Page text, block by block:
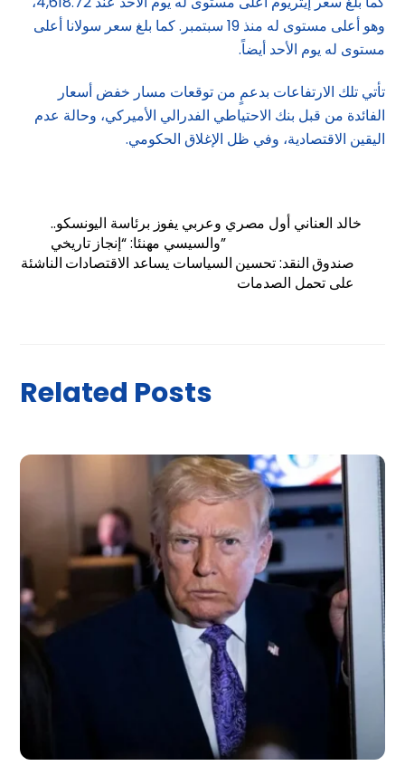
وهو أعلى مستوى له منذ 19 سبتمبر. كما بلغ سعر سولانا أعلى
مستوى له يوم الأحد أيضاً.
تأتي تلك الارتفاعات بدعمٍ من توقعات مسار خفض أسعار
الفائدة من قبل بنك الاحتياطي الفدرالي الأميركي، وحالة عدم
اليقين الاقتصادية، وفي ظل الإغلاق الحكومي.
خالد العناني أول مصري وعربي يفوز برئاسة اليونسكو..
والسيسي مهنئا: “إنجاز تاريخي”
صندوق النقد: تحسين السياسات يساعد الاقتصادات الناشئة
على تحمل الصدمات
Related Posts